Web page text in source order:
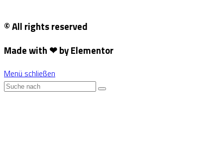
© All rights reserved
Made with ❤ by Elementor
Menü schließen